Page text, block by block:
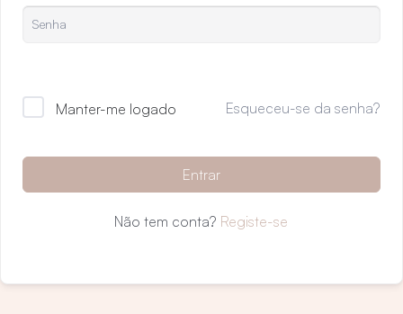
Manter-me logado Esqueceu-se da senha?
Entrar
Não tem conta? Registe-se